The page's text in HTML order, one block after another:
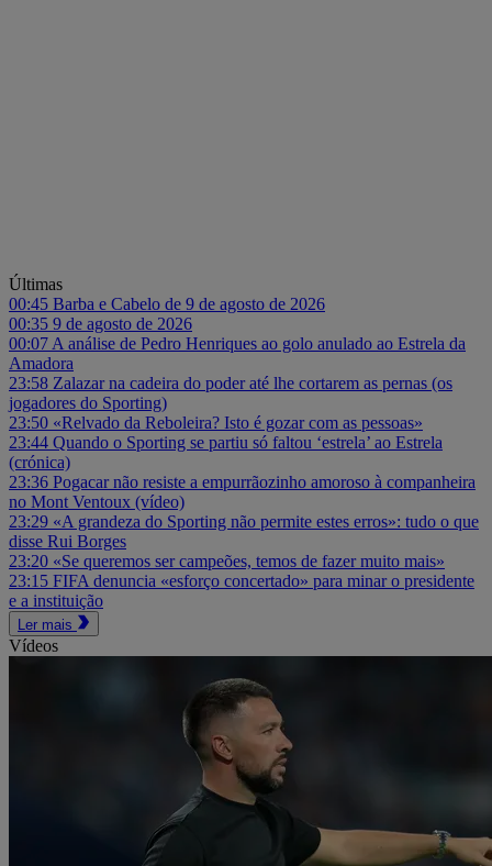
Últimas
00:45 Barba e Cabelo de 9 de agosto de 2026
00:35 9 de agosto de 2026
00:07 A análise de Pedro Henriques ao golo anulado ao Estrela da
Amadora
23:58 Zalazar na cadeira do poder até lhe cortarem as pernas (os
jogadores do Sporting)
23:50 «Relvado da Reboleira? Isto é gozar com as pessoas»
23:44 Quando o Sporting se partiu só faltou ‘estrela’ ao Estrela
(crónica)
23:36 Pogacar não resiste a empurrãozinho amoroso à companheira
no Mont Ventoux (vídeo)
23:29 «A grandeza do Sporting não permite estes erros»: tudo o que
disse Rui Borges
23:20 «Se queremos ser campeões, temos de fazer muito mais»
23:15 FIFA denuncia «esforço concertado» para minar o presidente
e a instituição
Ler mais
Vídeos